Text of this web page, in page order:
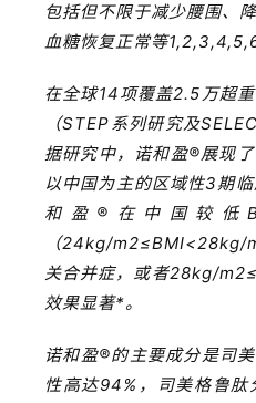
包括但不限于减少腰围、
血糖恢复正常等1,2,3,4,5,6
在全球14项覆盖2.5万超
（STEP系列研究及
据研究中，诺和盈®展现
以中国为主的区域性3期
和盈®在中国较低
（24kg/m2≤BMI<28kg/
关合并症，或者28kg/
效果显著*。
诺和盈®的主要成分是司
性高达94%，司美格鲁